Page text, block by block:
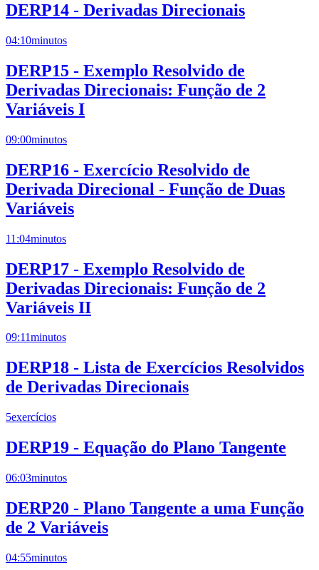
DERP14 - Derivadas Direcionais
04:10minutos
DERP15 - Exemplo Resolvido de
Derivadas Direcionais: Função de 2
Variáveis I
09:00minutos
DERP16 - Exercício Resolvido de
Derivada Direcional - Função de Duas
Variáveis
11:04minutos
DERP17 - Exemplo Resolvido de
Derivadas Direcionais: Função de 2
Variáveis II
09:11minutos
DERP18 - Lista de Exercícios Resolvidos
de Derivadas Direcionais
5exercícios
DERP19 - Equação do Plano Tangente
06:03minutos
DERP20 - Plano Tangente a uma Função
de 2 Variáveis
04:55minutos